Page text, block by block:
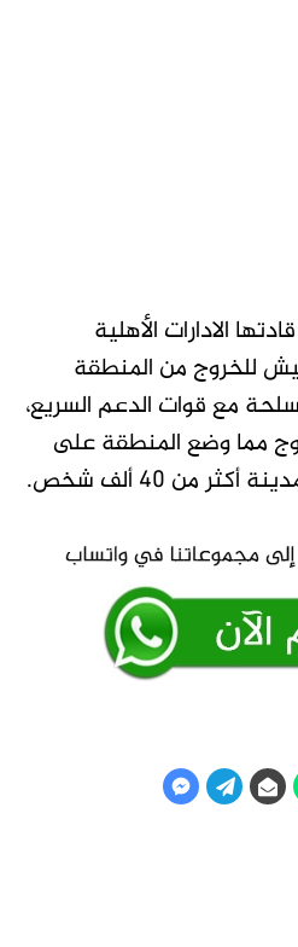
الادارات الأهلية
للخروج من المنطقة
مع قوات الدعم السريع،
مما وضع المنطقة على
من 40 ألف شخص.